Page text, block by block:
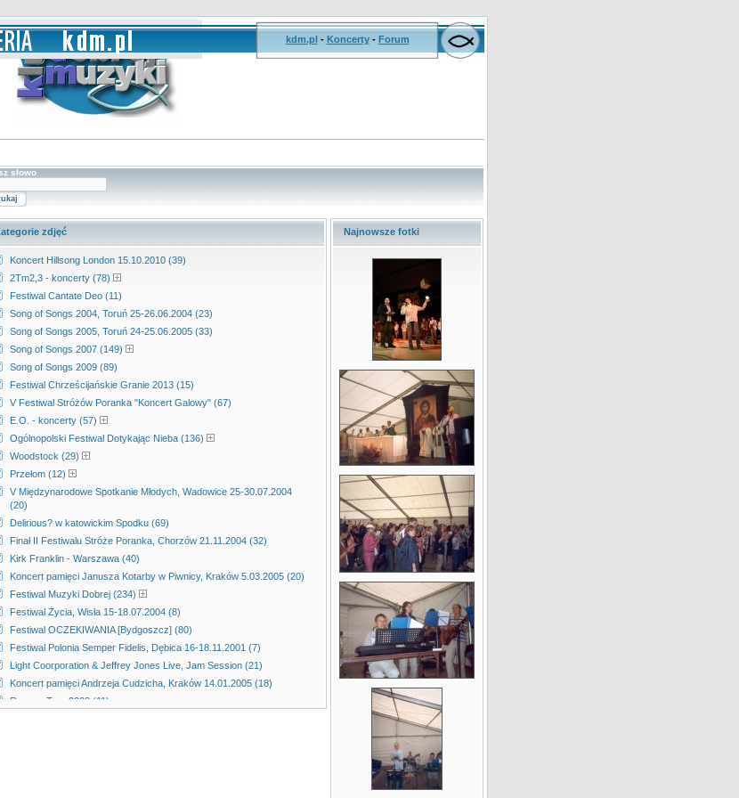
kdm.pl- Koncerty- Forum
słowo
zdjęć
Koncert Hillsong London 15.10.2010 (39)
2Tm2,3 - koncerty (78)
Festiwal Cantate Deo (11)
Song of Songs 2004, Toruń 25-26.06.2004 (23)
Song of Songs 2005, Toruń 24-25.06.2005 (33)
Song of Songs 2007 (149)
Song of Songs 2009 (89)
Festiwal Chrześcijańskie Granie 2013 (15)
V Festiwal Stróżów Poranka "Koncert Galowy" (67)
E.O. - koncerty (57)
Ogólnopolski Festiwal Dotykając Nieba (136)
Woodstock (29)
Przełom (12)
V Międzynarodowe Spotkanie Młodych, Wadowice 25-30.07.2004
(20)
Delirious? w katowickim Spodku (69)
Finał II Festiwalu Stróże Poranka, Chorzów 21.11.2004 (32)
Kirk Franklin - Warszawa (40)
Koncert pamięci Janusza Kotarby w Piwnicy, Kraków 5.03.2005 (20)
Festiwal Muzyki Dobrej (234)
Festiwal Życia, Wisła 15-18.07.2004 (8)
Festiwal OCZEKIWANIA [Bydgoszcz] (80)
Festiwal Polonia Semper Fidelis, Dębica 16-18.11.2001 (7)
Light Coorporation & Jeffrey Jones Live, Jam Session (21)
Koncert pamięci Andrzeja Cudzicha, Kraków 14.01.2005 (18)
Reggae Tour 2002 (11)
Najnowsze fotki